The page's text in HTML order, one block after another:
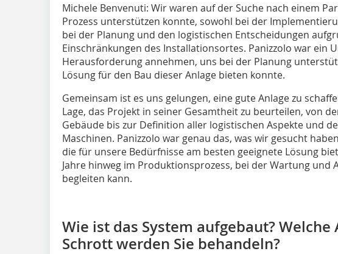
Michele Benvenuti: Wir waren auf der Suche nach einem
Prozess unterstützen konnte, sowohl bei der
bei der Planung und den logistischen Entscheidungen
Einschränkungen des Installationsortes. Panizzolo war ein
Herausforderung annehmen, uns bei der Planung
Lösung für den Bau dieser Anlage bieten konnte.
Gemeinsam ist es uns gelungen, eine gute Anlage zu
Lage, das Projekt in seiner Gesamtheit zu beurteilen, von
Gebäude bis zur Definition aller logistischen Aspekte und
Maschinen. Panizzolo war genau das, was wir gesucht
die für unsere Bedürfnisse am besten geeignete Lösung
Jahre hinweg im Produktionsprozess, bei der Wartung und
begleiten kann.
Wie ist das System aufgebaut? Welche
Schrott werden Sie behandeln?